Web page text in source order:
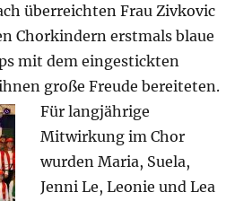
überreichten Frau Zivkovic
Chorkindern erstmals blaue
mit dem eingestickten
große Freudebereiteten.
Für langjährige
Mitwirkung im Chor
wurden Maria, Suela,
Jenni Le, Leonie und Lea